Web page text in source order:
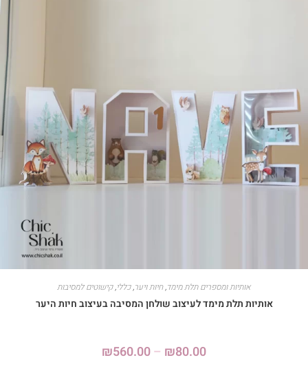
אותיות ומספרים תלת מימד,חיות ויער,כללי,קישוטים למסיבות
אותיות תלת מימד לעיצוב שולחן המסיבה בעיצוב חיות היער
₪80.00
–
₪560.00